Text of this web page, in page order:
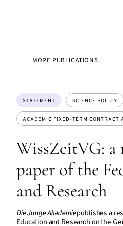
MORE PUBLICATIONS
WissZeitVG: a
paper of the
and Research
Die Junge Akademiepublishes a
Education and Research on the
Topics:
STATEMENT SCIENCE POLICY
ACADEMIC FIXED-TERM CONTRACT